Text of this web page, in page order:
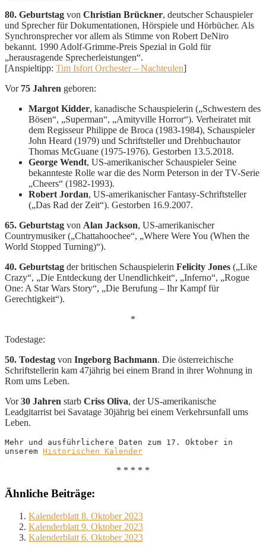
80. Geburtstag von Christian Brückner, deutscher Schauspieler
und Sprecher für Dokumentationen, Hörspiele und Hörbücher. Als
Synchronsprecher vor allem als Stimme von Robert DeNiro
bekannt. 1990 Adolf-Grimme-Preis Spezial in Gold für
„herausragende Sprecherleistungen“.
[Anspieltipp: Tim Isfort Orchester – Nachteulen]
Vor 75 Jahren geboren:
Margot Kidder, kanadische Schauspielerin („Schwestern des
Bösen“, „Superman“, „Amityville Horror“). Verheiratet mit
dem Regisseur Philippe de Broca (1983-1984), Schauspieler
John Heard (1979) und Schriftsteller und Drehbuchautor
Thomas McGuane (1975-1976). Gestorben 13.5.2018.
George Wendt, US-amerikanischer Schauspieler Seine
bekannteste Rolle war die des Norm Peterson in der TV-Serie
„Cheers“ (1982-1993).
Robert Jordan, US-amerikanischer Fantasy-Schriftsteller
(„Das Rad der Zeit“). Gestorben 16.9.2007.
65. Geburtstag von Alan Jackson, US-amerikanischer
Countrymusiker („Chattahoochee“, „Where Were You (When the
World Stopped Turning)“).
40. Geburtstag der britischen Schauspielerin Felicity Jones („Like
Crazy“, „Die Entdeckung der Unendlichkeit“, „Inferno“, „Rogue
One: A Star Wars Story“, „Die Berufung – Ihr Kampf für
Gerechtigkeit“).
*
Todestage:
50. Todestag von Ingeborg Bachmann. Die österreichische
Schriftstellerin kam 47jährig bei einem Brand in ihrer Wohnung in
Rom ums Leben.
Vor30 Jahren starb Criss Oliva, der US-amerikanische
Leadgitarrist bei Savatage 30jährig bei einem Verkehrsunfall ums
Leben.
Mehr und ausführlichere Daten zum 17. Oktober in
unserem Historischen Kalender
* * * * *
Ähnliche Beiträge:
Kalenderblatt 8. Oktober 2023
Kalenderblatt 9. Oktober 2023
Kalenderblatt 6. Oktober 2023